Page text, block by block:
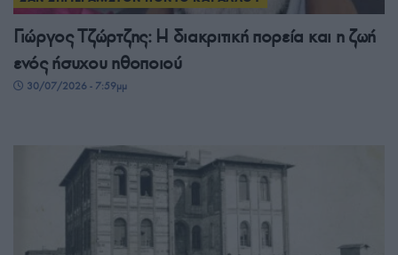
Γιώργος Τζώρτζης: Η διακριτική πορεία και η ζωή
ενός ήσυχου ηθοποιού
30/07/2026 - 7:59μμ